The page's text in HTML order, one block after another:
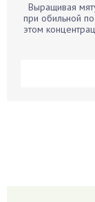
Бархатцы
Бегония
Выращивая
при обильной
этом